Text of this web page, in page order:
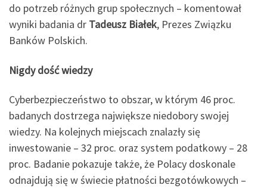
do potrzeb różnych grup społecznych – komentował
wyniki badania dr Tadeusz Białek, Prezes Związku
Banków Polskich.
Nigdy dość wiedzy
Cyberbezpieczeństwo to obszar, w którym 46 proc.
badanych dostrzega największe niedobory swojej
wiedzy. Na kolejnych miejscach znalazły się
inwestowanie – 32 proc. oraz system podatkowy – 28
proc. Badanie pokazuje także, że Polacy doskonale
odnajdują się w świecie płatności bezgotówkowych –